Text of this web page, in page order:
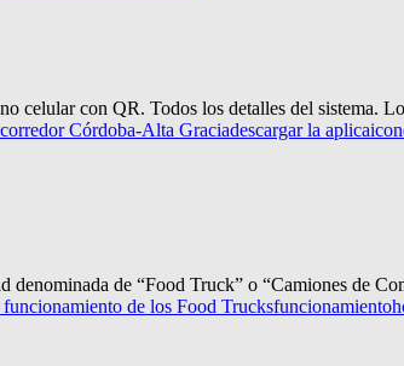
celular con QR. Todos los detalles del sistema.
corredor Córdoba-Alta Graciadescargar la aplicaicon
de “Food Truck” o “Camiones de
de los Food Trucksfuncionamiento